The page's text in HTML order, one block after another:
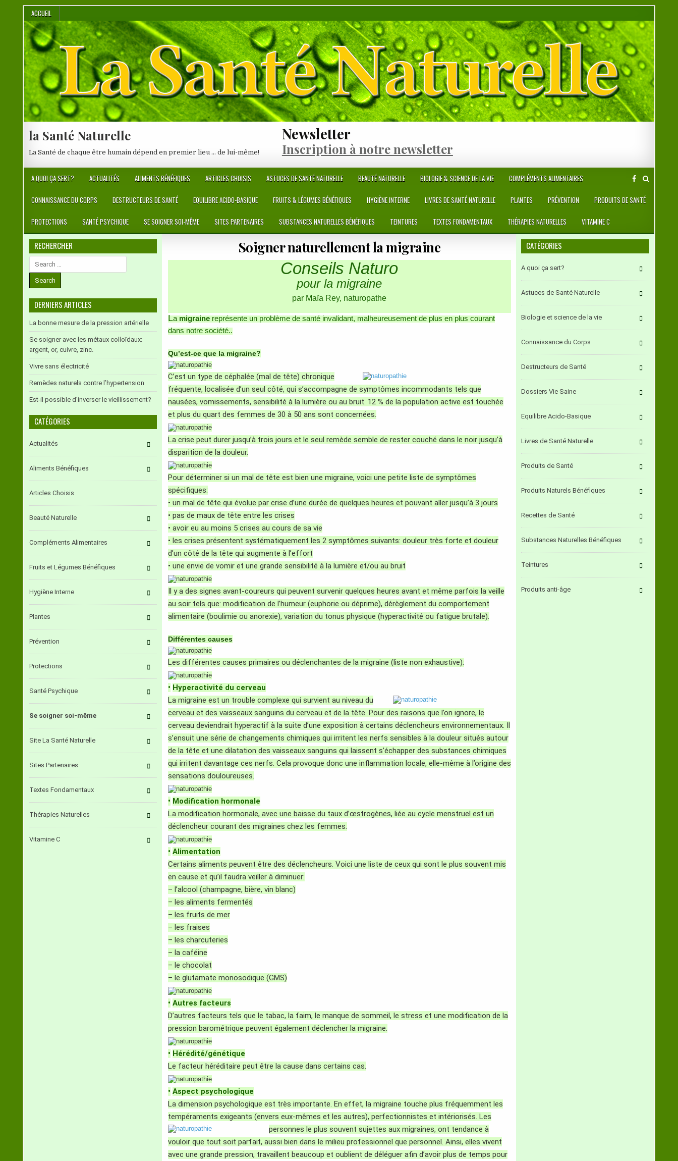
ACCUEIL
la Santé Naturelle
La Santé de chaque être humain dépend en premier lieu … de lui-même!
Newsletter
Inscription à notre newsletter
A QUOI ÇA SERT? ACTUALITÉS ALIMENTS BÉNÉFIQUES ARTICLES CHOISIS ASTUCES DE SANTÉ NATURELLE BEAUTÉ NATURELLE BIOLOGIE & SCIENCE DE LA VIE COMPLÉMENTS ALIMENTAIRES
CONNAISSANCE DU CORPS DESTRUCTEURS DE SANTÉ EQUILIBRE ACIDO-BASIQUE FRUITS & LÉGUMES BÉNÉFIQUES HYGIÈNE INTERNE LIVRES DE SANTÉ NATURELLE PLANTES PRÉVENTION PRODUITS DE SANTÉ
PROTECTIONS SANTÉ PSYCHIQUE SE SOIGNER SOI-MÊME SITES PARTENAIRES SUBSTANCES NATURELLES BÉNÉFIQUES TEINTURES TEXTES FONDAMENTAUX THÉRAPIES NATURELLES VITAMINE C
Soigner naturellement la migraine
Conseils Naturo
pour la migraine
par Maïa Rey, naturopathe
Lamigrainereprésente un problème de santé invalidant, malheureusement de plus en plus courant
dans notre société..
Qu’est-ce que la migraine?
C’est un type de céphalée (mal de tête) chronique
fréquente, localisée d’un seul côté, qui s’accompagne de symptômes incommodants tels que
nausées, vomissements, sensibilité à la lumière ou au bruit. 12 % de la population active est touchée
et plus du quart des femmes de 30 à 50 ans sont concernées.
La crise peut durer jusqu’à trois jours et le seul remède semble de rester couché dans le noir jusqu’à
disparition de la douleur.
Pour déterminer si un mal de tête est bien une migraine, voici une petite liste de symptômes
spécifiques:
• un mal de tête qui évolue par crise d’une durée de quelques heures et pouvant aller jusqu’à3 jours
• pas de maux de tête entre les crises
• avoir eu au moins 5 crises au cours de sa vie
• les crises présentent systématiquement les 2 symptômes suivants: douleur très forte et douleur
d’un côté de la tête qui augmente à l’effort
• une envie de vomir et une grande sensibilité à la lumière et/ou au bruit
Il y a des signes avant-coureurs qui peuvent survenir quelques heures avant et même parfois la veille
au soir tels que: modification de l’humeur (euphorie ou déprime), dérèglement du comportement
alimentaire (boulimie ou anorexie), variation du tonus physique (hyperactivité ou fatigue brutale).
Différentes causes
Les différentes causes primaires ou déclenchantes de la migraine (liste non exhaustive):
• Hyperactivité du cerveau
La migraine est un trouble complexe qui survient au niveau du
cerveau et des vaisseaux sanguins du cerveau et de la tête. Pour des raisons que l’on ignore, le
cerveau deviendrait hyperactif à la suite d’une exposition à certains déclencheurs environnementaux. Il
s’ensuit une série de changements chimiques qui irritent les nerfs sensibles à la douleur situés autour
de la tête et une dilatation des vaisseaux sanguins qui laissent s’échapper des substances chimiques
qui irritent davantage ces nerfs. Cela provoque donc une inflammation locale, elle-même à l’origine des
sensations douloureuses.
• Modification hormonale
La modification hormonale, avec une baisse du taux d’œstrogènes, liée au cycle menstruel est un
déclencheur courant des migraines chez les femmes.
• Alimentation
Certains aliments peuvent être des déclencheurs. Voici une liste de ceux qui sont le plus souvent mis
en cause et qu’il faudra veiller à diminuer:
– l’alcool (champagne, bière, vin blanc)
– les aliments fermentés
– les fruits de mer
– les fraises
– les charcuteries
– la caféine
– le chocolat
– le glutamate monosodique (GMS)
• Autres facteurs
D’autres facteurs tels que le tabac, la faim, le manque de sommeil, le stress et une modification de la
pression barométrique peuvent également déclencher la migraine.
• Hérédité/génétique
Le facteur héréditaire peut être la cause dans certains cas.
• Aspect psychologique
La dimension psychologique est très importante. En effet, la migraine touche plus fréquemment les
tempéraments exigeants (envers eux-mêmes et les autres), perfectionnistes et intériorisés. Les
personnes le plus souvent sujettes aux migraines, ont tendance à
vouloir que tout soit parfait, aussi bien dans le milieu professionnel que personnel. Ainsi, elles vivent
avec une grande pression, travaillent beaucoup et oublient de déléguer afin d’avoir plus de temps pour
RECHERCHER
Search
for:
DERNIERS ARTICLES
La bonne mesure de la pression artérielle
Se soigner avec les métaux colloïdaux:
argent, or, cuivre, zinc.
Vivre sans électricité
Remèdes naturels contre l’hypertension
Est-il possible d’inverser le vieillissement?
CATÉGORIES
Actualités
Aliments Bénéfiques
Articles Choisis
Beauté Naturelle
Compléments Alimentaires
Fruits et Légumes Bénéfiques
Hygiène Interne
Plantes
Prévention
Protections
Santé Psychique
Se soigner soi-même
Site La Santé Naturelle
Sites Partenaires
Textes Fondamentaux
Thérapies Naturelles
Vitamine C
CATÉGORIES
A quoi ça sert?
Astuces de Santé Naturelle
Biologie et science de la vie
Connaissance du Corps
Destructeurs de Santé
Dossiers Vie Saine
Equilibre Acido-Basique
Livres de Santé Naturelle
Produits de Santé
Produits Naturels Bénéfiques
Recettes de Santé
Substances Naturelles Bénéfiques
Teintures
Produits anti-âge